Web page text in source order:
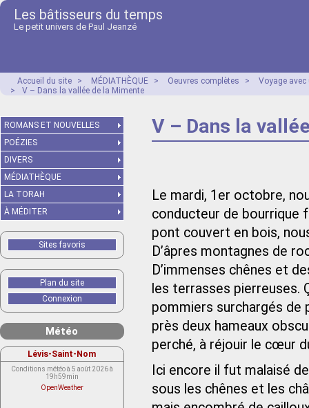
Les bâtisseurs du temps
Le petit univers de Paul Jeanzé
Accueil du site > MÉDIATHÈQUE > Oeuvres complètes >
Voyage avec
>
V – Dans la vallée de la Mimente
V – Dans la
Le mardi, 1er octobre,
conducteur de bourrique
pont couvert en bois,
D’âpres montagnes de
D’immenses chênes et
les terrasses pierreuses.
pommiers surchargés
près deux hameaux
perché, à réjouir le cœur
Ici encore il fut malaisé
sous les chênes et les
ROMANS ET NOUVELLES
POÉZIES
DIVERS
MÉDIATHÈQUE
LA TORAH
À MÉDITER
Sites favoris
Plan du site
Connexion
Météo
Lévis-Saint-Nom
Conditions météo à 5 août 2026 à
19h59min
OpenWeather